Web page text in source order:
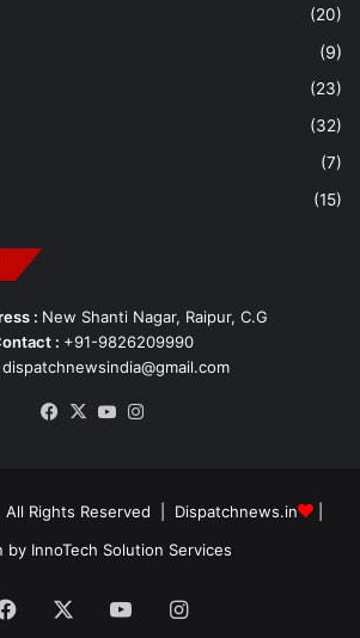
(20)
(9)
(23)
(32)
(7)
(15)
: New Shanti Nagar, Raipur, C.G
: +91-9826209990
dispatchnewsindia@gmail.com
Facebook
X YouTube
Rights Reserved | Dispatchnews.in
by InnoTech Solution Services
Facebook YouTubeInstagram